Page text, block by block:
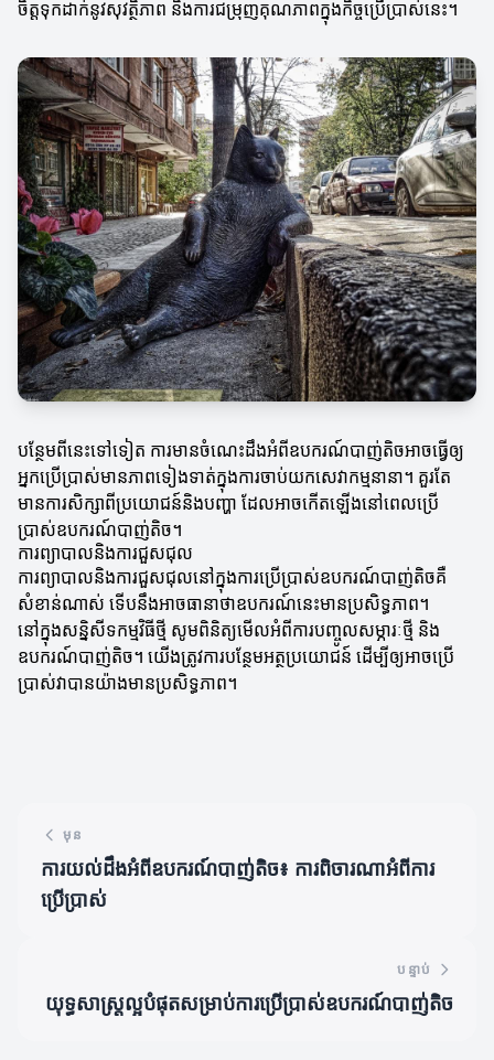
ចិត្តទុកដាក់នូវសុវត្ថិភាព និងការជម្រុញគុណភាពក្នុងកិច្ចប្រើប្រាស់នេះ។
បន្ថែមពីនេះទៅទៀត ការមានចំណេះដឹងអំពីឧបករណ៍បាញ់តិចអាចធ្វើឲ្យ
អ្នកប្រើប្រាស់មានភាពទៀងទាត់ក្នុងការចាប់យកសេវាកម្មនានា។ គួរតែ
មានការសិក្សាពីប្រយោជន៍និងបញ្ហា ដែលអាចកើតឡើងនៅពេលប្រើ
ប្រាស់ឧបករណ៍បាញ់តិច។
ការព្យាបាលនិងការជួសជុល
ការព្យាបាលនិងការជួសជុលនៅក្នុងការប្រើប្រាស់ឧបករណ៍បាញ់តិចគឺ
សំខាន់ណាស់ ទើបនឹងអាចធានាថាឧបករណ៍នេះមានប្រសិទ្ធភាព។
នៅក្នុងសន្និសីទកម្មវិធីថ្មី សូមពិនិត្យមើលអំពីការបញ្ចូលសម្ភារៈថ្មី និង
ឧបករណ៍បាញ់តិច។ យើងត្រូវការបន្ថែមអត្ថប្រយោជន៍ ដើម្បីឲ្យអាចប្រើ
ប្រាស់វាបានយ៉ាងមានប្រសិទ្ធភាព។
មុន
ការយល់ដឹងអំពីឧបករណ៍បាញ់តិច៖ ការពិចារណាអំពីការ
ប្រើប្រាស់
បន្ទាប់
យុទ្ធសាស្ត្រល្អបំផុតសម្រាប់ការប្រើប្រាស់ឧបករណ៍បាញ់តិច